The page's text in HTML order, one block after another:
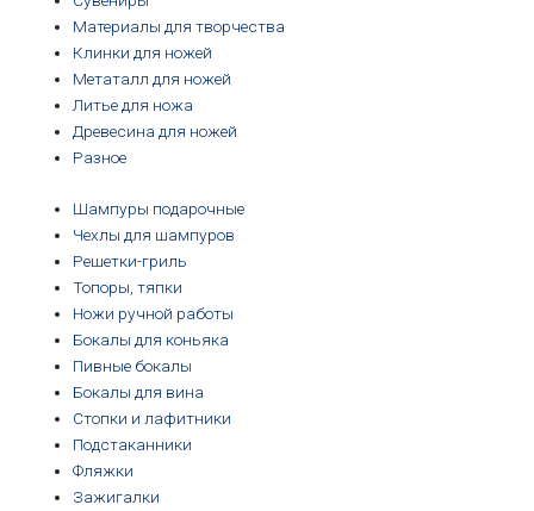
Материалы для творчества
Клинки для ножей
Метаталл для ножей
Литье для ножа
Древесина для ножей
Разное
Шампуры подарочные
Чехлы для шампуров
Решетки-гриль
Топоры, тяпки
Ножи ручной работы
Бокалы для коньяка
Пивные бокалы
Бокалы для вина
Стопки и лафитники
Подстаканники
Фляжки
Зажигалки